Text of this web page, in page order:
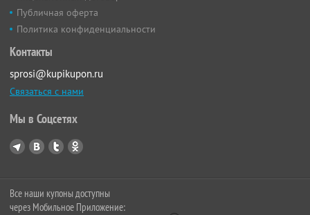
Публичная оферта
Политика конфиденциальности
Контакты
sprosi@kupikupon.ru
Связаться с нами
Мы в Соцсетях
Все наши купоны доступны
через Мобильное Приложение: